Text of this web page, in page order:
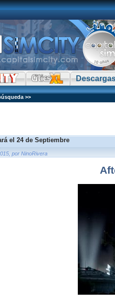
>>
el 24 de Septiembre
por NinoRivera